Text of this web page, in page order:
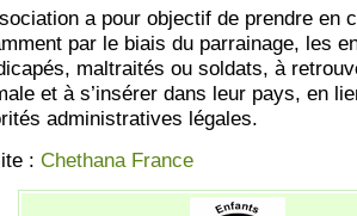
a pour objectif de prendre en
par le biais du parrainage, les
maltraités ou soldats, à
et à s’insérer dans leur pays, en
administratives légales.
: Chethana France